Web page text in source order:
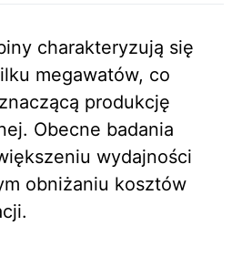
charakteryzują się
megawatów, co
produkcję
Obecne badania
wydajności
obniżaniu kosztów